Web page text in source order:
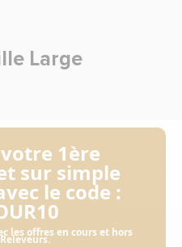
Large
1ère
sur simple
le code :
les offres en cours et hors